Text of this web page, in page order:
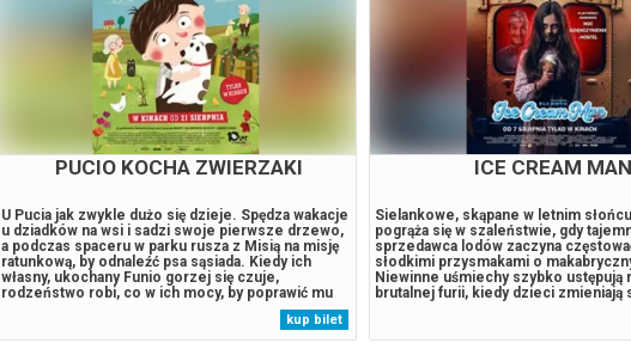
PSI PATROL I DINOZAURY
Podczas tajemniczej burzy statek Psiego Patrolu
rozbija się na pełnej dinozaurów tropikalnej
wyspie. Bohaterowie spotykają tam Reksa,
szczeniaka, który utknął w tym miejscu przed laty i
stał się ekspertem w sprawach dinozaurów. Kiedy
Humdinger, główny rywal Psiego Patrolu, zaczyna
lekkomyślnie eksploatować zasoby naturalne
wyspy, doprowadza do wybuchu ogromnego,
uśpionego od lat wulkanu. Psi Patrol...
kup bilet
GWIAZDOZBIÓR
W postapokaliptycznym świecie
ludzkość. Jednym z ocalałych jest
który przeżył grypę, ale stracił
Bezpieczne zakupy w Bilety24. W
odwołania wydarzenia, gwarantujemy
zwrot środków potwierdzony
wysyłanym na adres e-mail, podany